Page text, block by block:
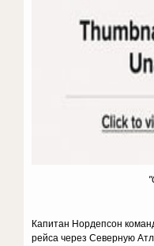
Капитан Нордепсон
рейса через Северную